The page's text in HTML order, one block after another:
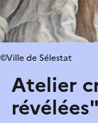
Atelier
révélées"
©Ville de Sélestat